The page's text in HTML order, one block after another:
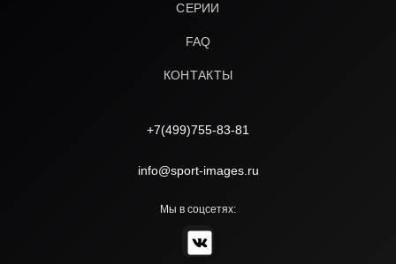
СЕРИИ
FAQ
КОНТАКТЫ
+7(499)755-83-81
info@sport-images.ru
Мы в соцсетях: